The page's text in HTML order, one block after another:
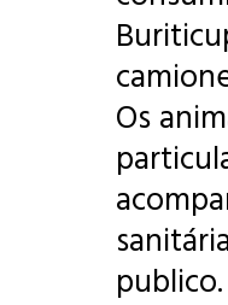
Os
publico.